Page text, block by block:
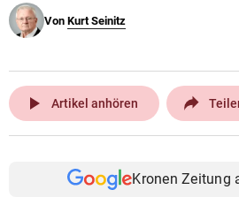
Von Kurt Seinitz
play_arrow Artikel anhören
Kronen Zeitung